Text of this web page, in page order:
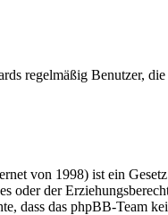
regelmäßig Benutzer,
von 1998) ist ein
oder der
dass das phpBB-Team